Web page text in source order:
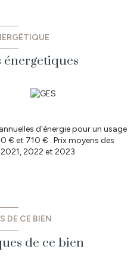
: www.georisques.gouv.fr
permanent, vous y
de nombreux commerces
min de la côte et St Jean de
Roche sur Yon. CO Immobilier
et à louer sur le secteur Sud
sur les communes de: Legé,
pour prendre rendez-vous,
énergetiques
d'énergie pour un usage
€ et 710 € . Prix moyens des
2021, 2022 et 2023
DE CE BIEN
de ce bien